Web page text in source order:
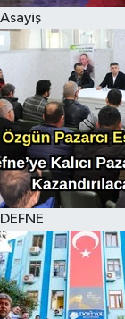
Asayiş
DEFNE